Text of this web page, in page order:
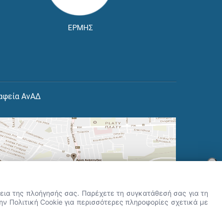
ΕΡΜΗΣ
ΑνΑΔ
×
σήμερα.
της πλοήγησής σας. Παρέχετε τη συγκατάθεσή σας για τη
Cookie για περισσότερες πληροφορίες σχετικά με